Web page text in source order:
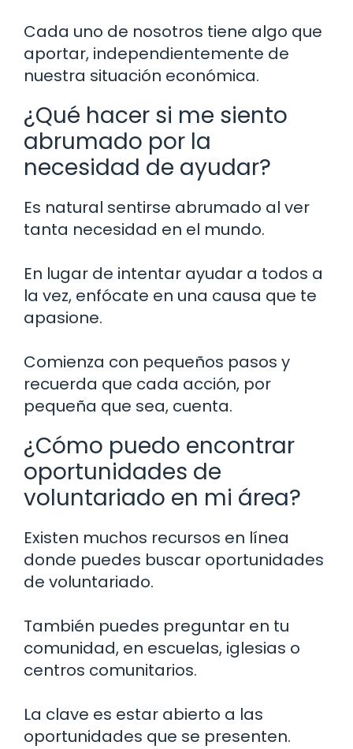
Cada uno de nosotros tiene algo que
aportar, independientemente de
nuestra situación económica.
¿Qué hacer si me siento
abrumado por la
necesidad de ayudar?
Es natural sentirse abrumado al ver
tanta necesidad en el mundo.
En lugar de intentar ayudar a todos a
la vez, enfócate en una causa que te
apasione.
Comienza con pequeños pasos y
recuerda que cada acción, por
pequeña que sea, cuenta.
¿Cómo puedo encontrar
oportunidades de
voluntariado en mi área?
Existen muchos recursos en línea
donde puedes buscar oportunidades
de voluntariado.
También puedes preguntar en tu
comunidad, en escuelas, iglesias o
centros comunitarios.
La clave es estar abierto a las
oportunidades que se presenten.